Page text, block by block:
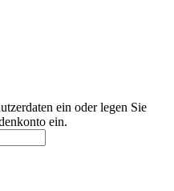
ein oder legen Sie
ein.